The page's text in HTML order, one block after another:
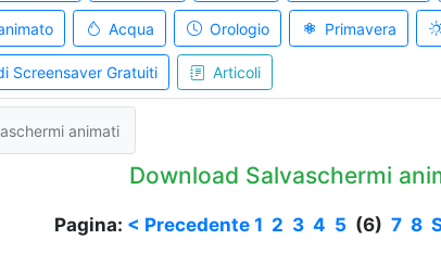
Acqua Orologio Primavera
Screensaver Gratuiti Articoli
animati
Download Salvaschermi
Pagina: < Precedente 1 2 3 4 5 (6) 7 8